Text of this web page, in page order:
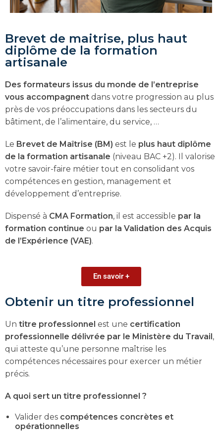
Brevet de maitrise, plus haut
diplôme de la formation
artisanale
Des formateurs issus du monde de l’entreprise
vous accompagnent dans votre progression au plus
près de vos préoccupations dans les secteurs du
bâtiment, de l’alimentaire, du service, …
Le Brevet de Maîtrise (BM) est le plus haut diplôme
de la formation artisanale (niveau BAC +2). Il valorise
votre savoir-faire métier tout en consolidant vos
compétences en gestion, management et
développement d’entreprise.
Dispensé à CMA Formation, il est accessible par la
formation continue ou par la Validation des Acquis
de l’Expérience (VAE).
En savoir +
Obtenir un titre professionnel
Un titre professionnel est une certification
professionnelle délivrée par le Ministère du Travail ,
qui atteste qu’une personne maîtrise les
compétences nécessaires pour exercer un métier
précis.
A quoi sert un titre professionnel ?
Valider des compétences concrètes et
opérationnelles